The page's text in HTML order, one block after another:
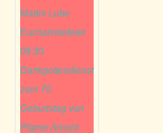
Martin Luhe
Eucharistiefeier
09:30
Dankgottesdienst
zum 70.
Geburtstag von
Pfarrer Arnold